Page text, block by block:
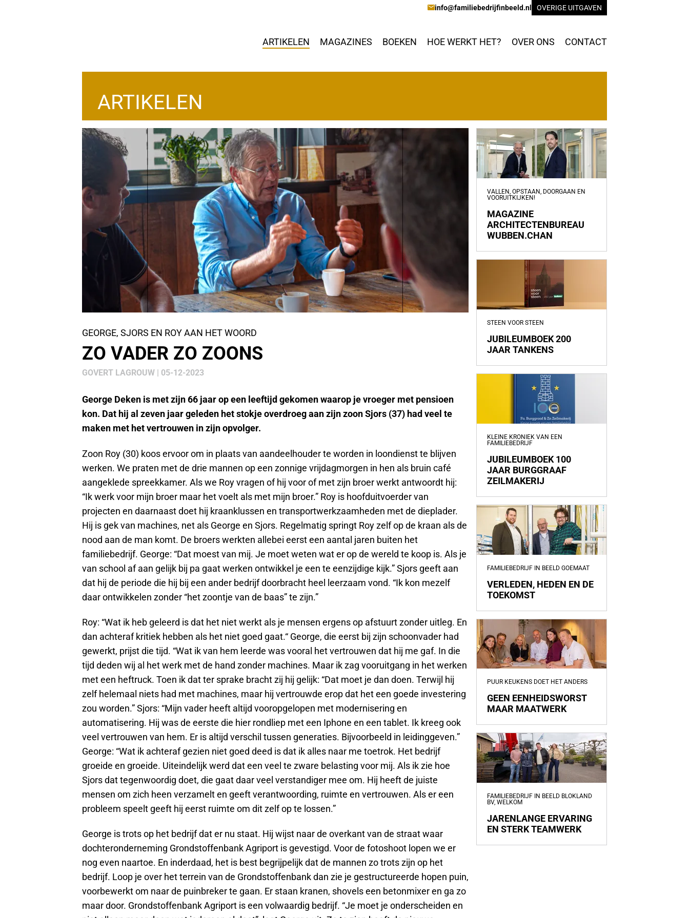
info@familiebedrijfinbeeld.nl OVERIGE UITGAVEN
ARTIKELEN MAGAZINES BOEKEN HOE WERKT HET? OVER ONS CONTACT
ARTIKELEN
GEORGE, SJORS EN ROY AAN HET WOORD
ZO VADER ZO ZOONS
GOVERT LAGROUW | 05-12-2023
George Deken is met zijn 66 jaar op een leeftijd gekomen waarop je vroeger met pensioen
kon. Dat hij al zeven jaar geleden het stokje overdroeg aan zijn zoon Sjors (37) had veel te
maken met het vertrouwen in zijn opvolger.
Zoon Roy (30) koos ervoor om in plaats van aandeelhouder te worden in loondienst te blijven
werken. We praten met de drie mannen op een zonnige vrijdagmorgen in hen als bruin café
aangeklede spreekkamer. Als we Roy vragen of hij voor of met zijn broer werkt antwoordt hij:
“Ik werk voor mijn broer maar het voelt als met mijn broer.” Roy is hoofduitvoerder van
projecten en daarnaast doet hij kraanklussen en transportwerkzaamheden met de dieplader.
Hij is gek van machines, net als George en Sjors. Regelmatig springt Roy zelf op de kraan als de
nood aan de man komt. De broers werkten allebei eerst een aantal jaren buiten het
familiebedrijf. George: “Dat moest van mij. Je moet weten wat er op de wereld te koop is. Als je
van school af aan gelijk bij pa gaat werken ontwikkel je een te eenzijdige kijk.” Sjors geeft aan
dat hij de periode die hij bij een ander bedrijf doorbracht heel leerzaam vond. “Ik kon mezelf
daar ontwikkelen zonder “het zoontje van de baas” te zijn.”
Roy: “Wat ik heb geleerd is dat het niet werkt als je mensen ergens op afstuurt zonder uitleg. En
dan achteraf kritiek hebben als het niet goed gaat.“ George, die eerst bij zijn schoonvader had
gewerkt, prijst die tijd. “Wat ik van hem leerde was vooral het vertrouwen dat hij me gaf. In die
tijd deden wij al het werk met de hand zonder machines. Maar ik zag vooruitgang in het werken
met een heftruck. Toen ik dat ter sprake bracht zij hij gelijk: “Dat moet je dan doen. Terwijl hij
zelf helemaal niets had met machines, maar hij vertrouwde erop dat het een goede investering
zou worden.” Sjors: “Mijn vader heeft altijd vooropgelopen met modernisering en
automatisering. Hij was de eerste die hier rondliep met een Iphone en een tablet. Ik kreeg ook
veel vertrouwen van hem. Er is altijd verschil tussen generaties. Bijvoorbeeld in leidinggeven.”
George: “Wat ik achteraf gezien niet goed deed is dat ik alles naar me toetrok. Het bedrijf
groeide en groeide. Uiteindelijk werd dat een veel te zware belasting voor mij. Als ik zie hoe
Sjors dat tegenwoordig doet, die gaat daar veel verstandiger mee om. Hij heeft de juiste
mensen om zich heen verzamelt en geeft verantwoording, ruimte en vertrouwen. Als er een
probleem speelt geeft hij eerst ruimte om dit zelf op te lossen.”
George is trots op het bedrijf dat er nu staat. Hij wijst naar de overkant van de straat waar
dochteronderneming Grondstoffenbank Agriport is gevestigd. Voor de fotoshoot lopen we er
nog even naartoe. En inderdaad, het is best begrijpelijk dat de mannen zo trots zijn op het
bedrijf. Loop je over het terrein van de Grondstoffenbank dan zie je gestructureerde hopen puin,
voorbewerkt om naar de puinbreker te gaan. Er staan kranen, shovels een betonmixer en ga zo
maar door. Grondstoffenbank Agriport is een volwaardig bedrijf. “Je moet je onderscheiden en
VALLEN, OPSTAAN, DOORGAAN EN
VOORUITKIJKEN!
MAGAZINE
ARCHITECTENBUREAU
WUBBEN.CHAN
STEEN VOOR STEEN
JUBILEUMBOEK 200
JAAR TANKENS
KLEINE KRONIEK VAN EEN
FAMILIEBEDRIJF
JUBILEUMBOEK 100
JAAR BURGGRAAF
ZEILMAKERIJ
FAMILIEBEDRIJF IN BEELD GOEMAAT
VERLEDEN, HEDEN EN DE
TOEKOMST
PUUR KEUKENS DOET HET ANDERS
GEEN EENHEIDSWORST
MAAR MAATWERK
FAMILIEBEDRIJF IN BEELD BLOKLAND
BV, WELKOM
JARENLANGE ERVARING
EN STERK TEAMWERK